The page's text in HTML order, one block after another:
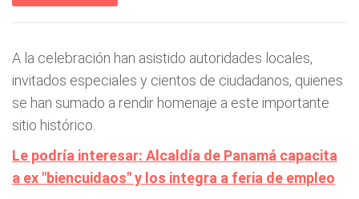
A la celebración han asistido autoridades locales,
invitados especiales y cientos de ciudadanos, quienes
se han sumado a rendir homenaje a este importante
sitio histórico.
Le podría interesar: Alcaldía de Panamá capacita
a ex "biencuidaos" y los integra a feria de empleo